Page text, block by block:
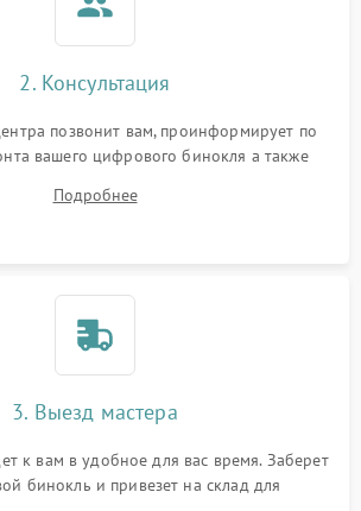
2. Консультация
позвонит вам, проинформирует по
вашего цифрового бинокля а также
Подробнее
3. Выезд мастера
к вам в удобное для вас время. Заберет
бинокль и привезет на склад для